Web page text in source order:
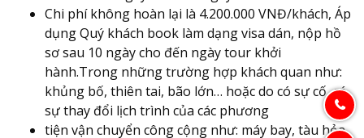
Chi phí không hoàn lại là 4.200.000 VNĐ/khách, Áp
dụng Quý khách book làm dạng visa dán, nộp hồ
sơ sau 10 ngày cho đến ngày tour khởi
hành.Trong những trường hợp khách quan như:
khủng bố, thiên tai, bão lớn… hoặc do có sự cố, có
sự thay đổi lịch trình của các phương
tiện vận chuyển công cộng như: máy bay, tàu hỏa,